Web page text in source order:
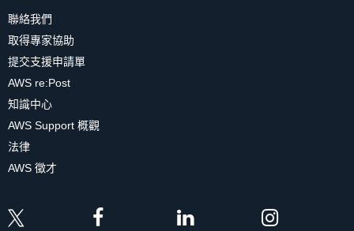
聯絡我們
取得專家協助
提交支援申請單
AWS re:Post
知識中心
AWS Support 概觀
法律
AWS 徵才